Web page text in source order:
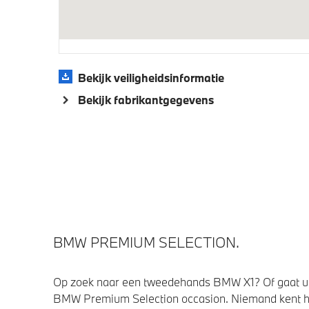
Bekijk veiligheidsinformatie
Bekijk fabrikantgegevens
BMW PREMIUM SELECTION.
Op zoek naar een tweedehands BMW X1? Of
BMW Premium Selection occasion. Niemand kent